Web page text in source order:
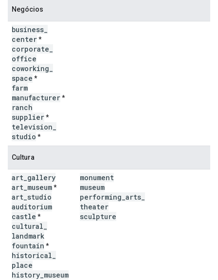
Negócios
business
center*
corporate
office
coworking
space *
farm
manufacturer*
ranch
supplier*
television
studio *
Cultura
art gallery
art museum*
art studio
auditorium
castle *
cultural
landmark
fountain *
historical
place
history museum
monument
museum
performing arts
theater
sculpture